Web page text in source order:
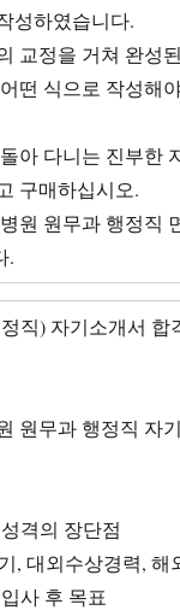
성하였습니다.
교정을 거쳐 완성
떤 식으로 작성해
아 다니는 진부한
구매하십시오.
원 원무과 행정직
.
직) 자기소개서 합
원무과 행정직 자
격의 장단점
, 대외수상경력, 해
사 후 목표